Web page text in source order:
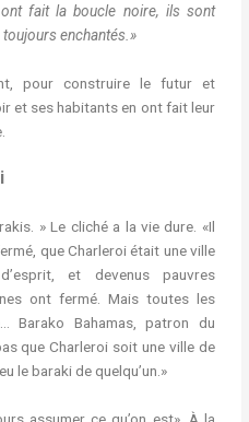
fait la boucle noire, ils sont
enchantés.»
pour construire le futur et
et ses habitants en ont fait leur
» Le cliché a la vie dure. «Il
que Charleroi était une ville
et devenus pauvres
ont fermé. Mais toutes les
Barako Bahamas, patron du
que Charleroi soit une ville de
le baraki de quelqu’un.»